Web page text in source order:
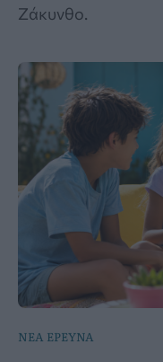
Ζάκυνθο.
ΝΕΑ ΕΡΕΥΝΑ